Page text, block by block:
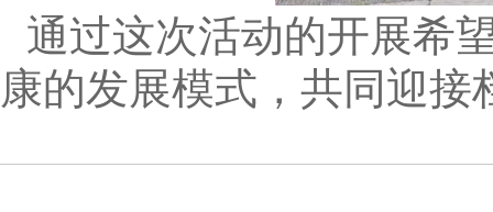
通过这次活动的开展希
康的发展模式，共同迎